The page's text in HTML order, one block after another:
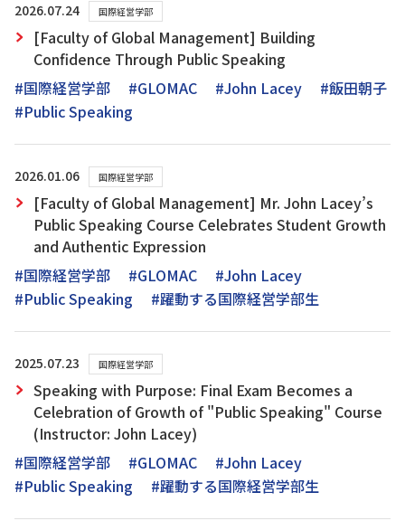
2026.07.24 国際経営学部
[Faculty of Global Management] Building
Confidence Through Public Speaking
#国際経営学部
#GLOMAC #John Lacey
#飯田朝子
#Public Speaking
2026.01.06 国際経営学部
[Faculty of Global Management] Mr. John Lacey’s
Public Speaking Course Celebrates Student Growth
and Authentic Expression
#国際経営学部
#GLOMAC
#John Lacey
#Public Speaking
#躍動する国際経営学部生
2025.07.23 国際経営学部
Speaking with Purpose: Final Exam Becomes a
Celebration of Growth of "Public Speaking" Course
(Instructor: John Lacey)
#国際経営学部
#GLOMAC
#John Lacey
#Public Speaking
#躍動する国際経営学部生